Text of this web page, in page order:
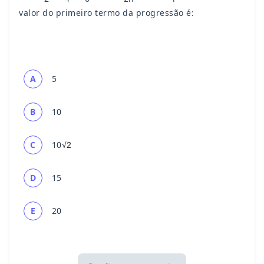
valor do primeiro termo da progressão é:
A 5
B 10
C 10√2
D 15
E 20